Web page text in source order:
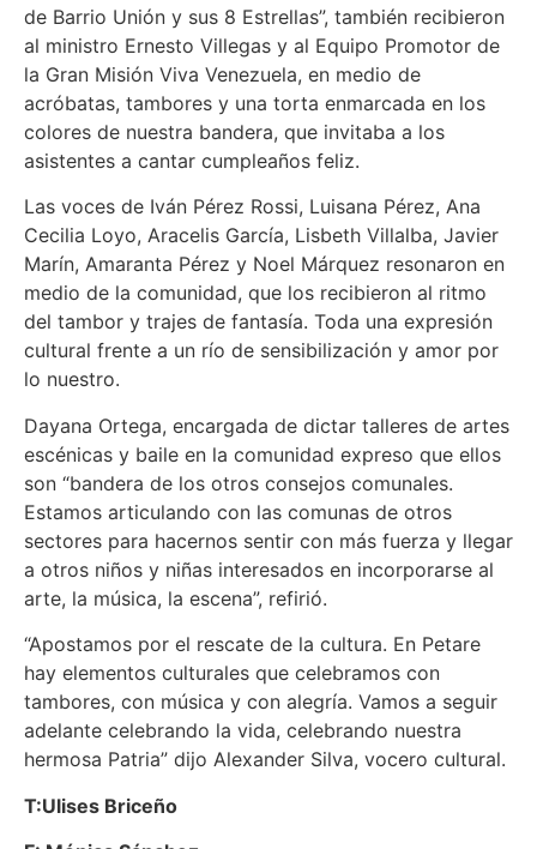
de Barrio Unión y sus 8 Estrellas”, también recibieron
al ministro Ernesto Villegas y al Equipo Promotor de
la Gran Misión Viva Venezuela, en medio de
acróbatas, tambores y una torta enmarcada en los
colores de nuestra bandera, que invitaba a los
asistentes a cantar cumpleaños feliz.
Las voces de Iván Pérez Rossi, Luisana Pérez, Ana
Cecilia Loyo, Aracelis García, Lisbeth Villalba, Javier
Marín, Amaranta Pérez y Noel Márquez resonaron en
medio de la comunidad, que los recibieron al ritmo
del tambor y trajes de fantasía. Toda una expresión
cultural frente a un río de sensibilización y amor por
lo nuestro.
Dayana Ortega, encargada de dictar talleres de artes
escénicas y baile en la comunidad expreso que ellos
son “bandera de los otros consejos comunales.
Estamos articulando con las comunas de otros
sectores para hacernos sentir con más fuerza y llegar
a otros niños y niñas interesados en incorporarse al
arte, la música, la escena”, refirió.
“Apostamos por el rescate de la cultura. En Petare
hay elementos culturales que celebramos con
tambores, con música y con alegría. Vamos a seguir
adelante celebrando la vida, celebrando nuestra
hermosa Patria” dijo Alexander Silva, vocero cultural.
T:Ulises Briceño